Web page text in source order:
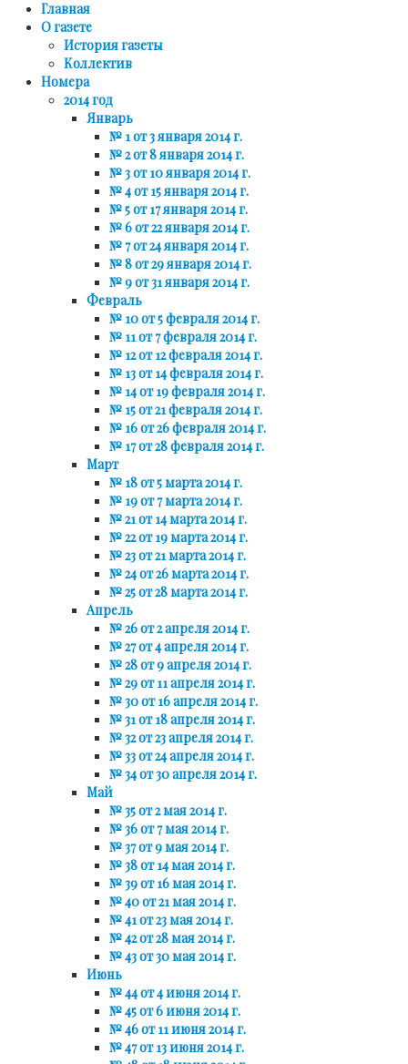
Главная
О газете
История газеты
Коллектив
Номера
2014 год
Январь
№ 1 от 3 января 2014 г.
№ 2 от 8 января 2014 г.
№ 3 от 10 января 2014 г.
№ 4 от 15 января 2014 г.
№ 5 от 17 января 2014 г.
№ 6 от 22 января 2014 г.
№ 7 от 24 января 2014 г.
№ 8 от 29 января 2014 г.
№ 9 от 31 января 2014 г.
Февраль
№ 10 от 5 февраля 2014 г.
№ 11 от 7 февраля 2014 г.
№ 12 от 12 февраля 2014 г.
№ 13 от 14 февраля 2014 г.
№ 14 от 19 февраля 2014 г.
№ 15 от 21 февраля 2014 г.
№ 16 от 26 февраля 2014 г.
№ 17 от 28 февраля 2014 г.
Март
№ 18 от 5 марта 2014 г.
№ 19 от 7 марта 2014 г.
№ 21 от 14 марта 2014 г.
№ 22 от 19 марта 2014 г.
№ 23 от 21 марта 2014 г.
№ 24 от 26 марта 2014 г.
№ 25 от 28 марта 2014 г.
Апрель
№ 26 от 2 апреля 2014 г.
№ 27 от 4 апреля 2014 г.
№ 28 от 9 апреля 2014 г.
№ 29 от 11 апреля 2014 г.
№ 30 от 16 апреля 2014 г.
№ 31 от 18 апреля 2014 г.
№ 32 от 23 апреля 2014 г.
№ 33 от 24 апреля 2014 г.
№ 34 от 30 апреля 2014 г.
Май
№ 35 от 2 мая 2014 г.
№ 36 от 7 мая 2014 г.
№ 37 от 9 мая 2014 г.
№ 38 от 14 мая 2014 г.
№ 39 от 16 мая 2014 г.
№ 40 от 21 мая 2014 г.
№ 41 от 23 мая 2014 г.
№ 42 от 28 мая 2014 г.
№ 43 от 30 мая 2014 г.
Июнь
№ 44 от 4 июня 2014 г.
№ 45 от 6 июня 2014 г.
№ 46 от 11 июня 2014 г.
№ 47 от 13 июня 2014 г.